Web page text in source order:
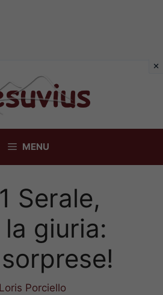
MENU
Serale,
giuria:
Loris Porciello